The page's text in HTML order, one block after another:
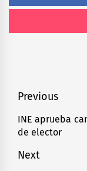
Navegación
de
entradas
Previous
Previous
post:
INE aprueba
de elector
Next